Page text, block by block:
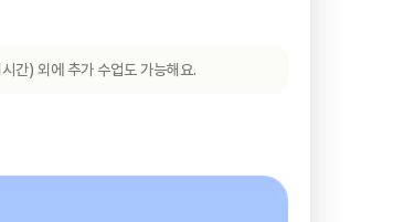
시간) 외에 추가 수업도 가능해요.